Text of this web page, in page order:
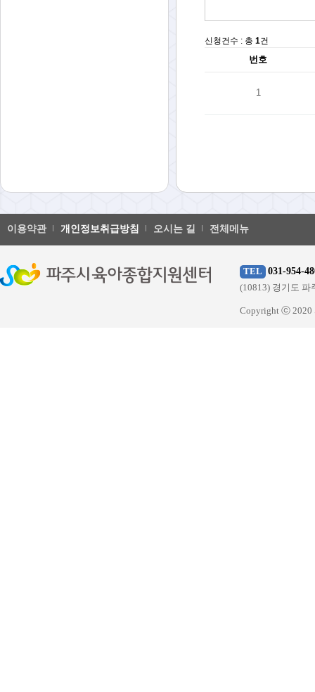
신청건수 : 총 1건
번호
1
이용약관 개인정보취급방침 오시는 길 전체메뉴
TEL 031-954-
(10813) 경기도 파
Copyright ⓒ 2020